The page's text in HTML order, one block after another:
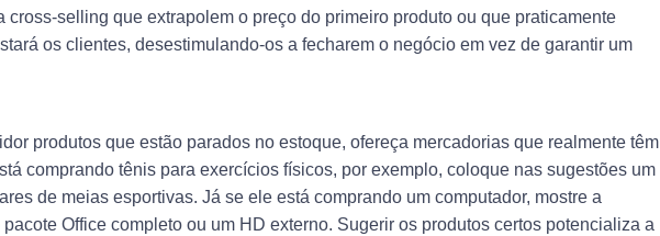
cross-selling que extrapolem o preço do primeiro produto ou que praticamente
os clientes, desestimulando-os a fecharem o negócio em vez de garantir um
produtos que estão parados no estoque, ofereça mercadorias que realmente têm
comprando tênis para exercícios físicos, por exemplo, coloque nas sugestões um
de meias esportivas. Já se ele está comprando um computador, mostre a
Office completo ou um HD externo. Sugerir os produtos certos potencializa a